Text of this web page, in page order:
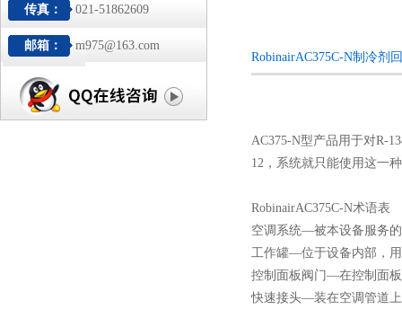
传真： 021-51862609
邮箱： m975@163.com
RobinairAC375C-N制冷剂
AC375-N型产品用于对R-
12，系统就只能使用这一
RobinairAC375C-N术语表
空调系统—被本设备服务
工作罐—位于设备内部，
控制面板阀门—在控制面
快速接头—装在空调管道